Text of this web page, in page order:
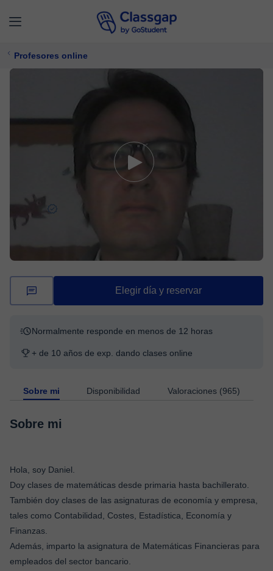
Profesores online
4,9 (965)
2523 clases
Ofrece prueba gratuita
Elegir día y reservar
Normalmente responde en menos de 12 horas
+ de 10 años de exp. dando clases online
Sobre mi Disponibilidad Valoraciones (965)
Sobre mi
Hola, soy Daniel.
Doy clases de matemáticas desde primaria hasta bachillerato.
También doy clases de las asignaturas de economía y empresa,
tales como Contabilidad, Costes, Estadística, Economía y
Finanzas.
Además, imparto la asignatura de Matemáticas Financieras para
empleados del sector bancario.